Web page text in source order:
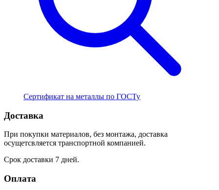
Сертификат на металлы по ГОСТу
Доставка
При покупки материалов, без монтажа, доставка
осущетсвляется транспортной компанией.
Срок доставки 7 дней.
Оплата